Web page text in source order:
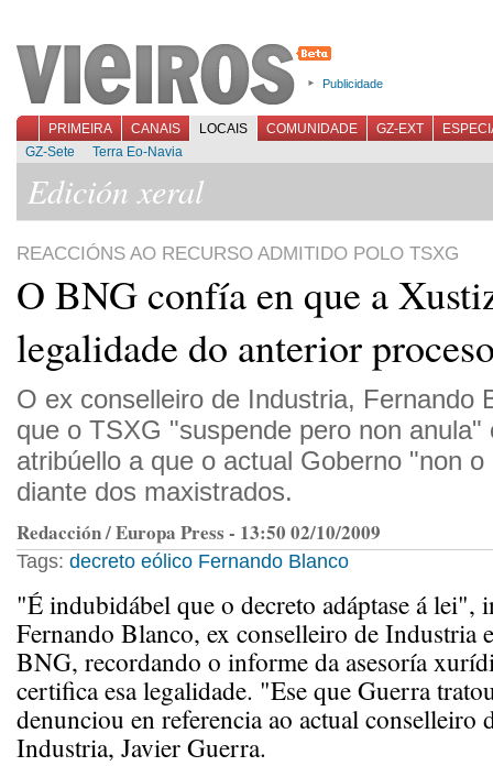
Publicidade
PRIMEIRA CANAIS LOCAIS COMUNIDADE GZ-EXT
GZ-Sete
Terra Eo-Navia
Edición xeral
REACCIÓNS AO RECURSO ADMITIDO POLO TSXG
O BNG confía en que a
legalidade do anterior
O ex conselleiro de Industria, Fernando
que o TSXG "suspende pero non anula"
atribúello a que o actual Goberno "non o
diante dos maxistrados.
Redacción / Europa Press - 13:50 02/10/2009
Tags: decreto eólico Fernando Blanco
"É indubidábel que o decreto adáptase á lei",
Fernando Blanco, ex conselleiro de Industria
BNG, recordando o informe da asesoría
certifica esa legalidade. "Ese que Guerra
denunciou en referencia ao actual conselleiro
Industria, Javier Guerra.